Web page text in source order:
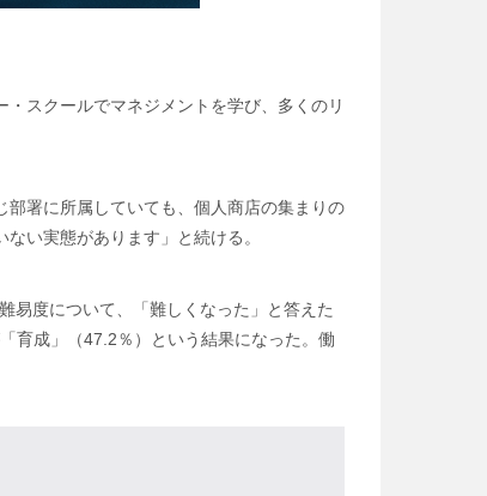
スクールでマネジメントを学び、多くのリ
署に所属していても、個人商店の集まりの
い実態があります」と続ける。
易度について、「難しくなった」と答えた
育成」（47.2％）という結果になった。働